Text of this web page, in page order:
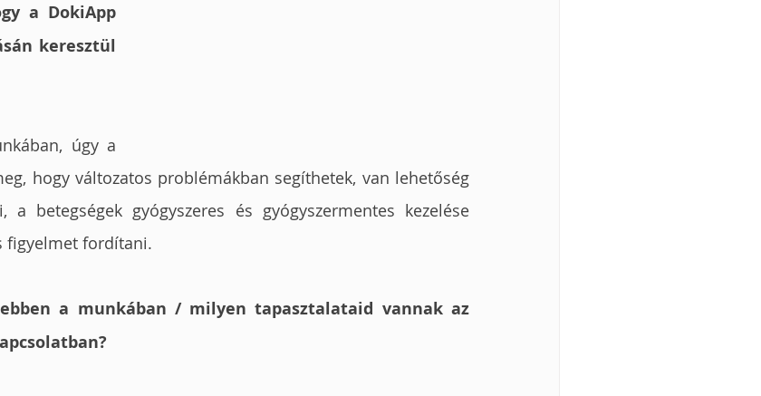
a DokiApp
keresztül
úgy a
hogy változatos problémákban segíthetek, van lehetőség
a betegségek gyógyszeres és gyógyszermentes kezelése
figyelmet fordítani.
a munkában / milyen tapasztalataid vannak az